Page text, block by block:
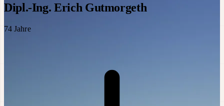
Dipl.-Ing. Erich Gutmorgeth
74 Jahre